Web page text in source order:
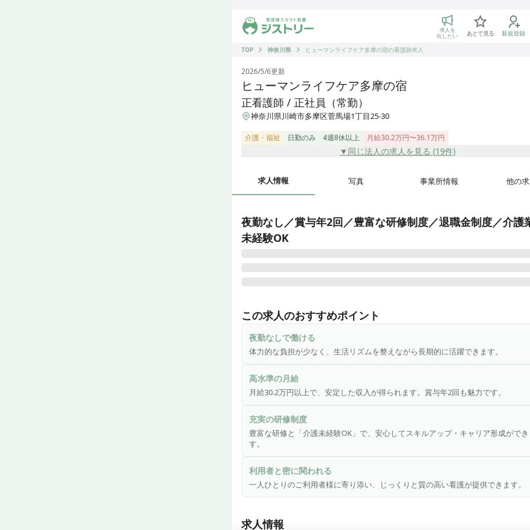
ジストリー 看護師の転職マッチング
求人を
出したい あとで見る
新規登録
TOP
神奈川県 ヒューマンライフケア多摩の宿の看護師求人
2026/5/6更新
ヒューマンライフケア多摩の宿
正看護師 / 正社員（常勤）
神奈川県川崎市多摩区菅馬場1丁目25-30
介護・福祉 日勤のみ 4週8休以上 月給30.2万円〜36.1万円
▼同じ法人の求人を見る (19件)
求人情報 写真 事業所情報 他の
夜勤なし／賞与年2回／豊富な研修制度／退職金制度／介護
未経験OK
住み慣れたご自宅・環境での生活を続けていく為の支援事業所です
ご利用者一人ひとりに寄り添い、ゆっくりと密に関わることができます
・ご利用者の健康管理、服薬管理
・点滴や胃ろう、経管栄養などの管理
・傷や褥瘡(床ずれ)、インシュリン注射などの医療的処置
・往診医との連携
・通院介助
・介護業務の補助
・ご利用者やご家族への相談援助
など
▼職場環境
※スタッフ数は原則ご利用者3名に対し1名の配置
※ご利用者数は25～29名で下記3つのケアサービスを提供します
└通い（1日の利用は約15名、入浴は5名程度）
この求人のおすすめポイント
夜勤なしで働ける
体力的な負担が少なく、生活リズムを整えながら長期的に活躍できます。
高水準の月給
月給30.2万円以上で、安定した収入が得られます。賞与年2回も魅力です。
充実の研修制度
豊富な研修と「介護未経験OK」で、安心してスキルアップ・キャリア形成がで
す。
利用者と密に関われる
一人ひとりのご利用者様に寄り添い、じっくりと質の高い看護が提供できます。
求人情報